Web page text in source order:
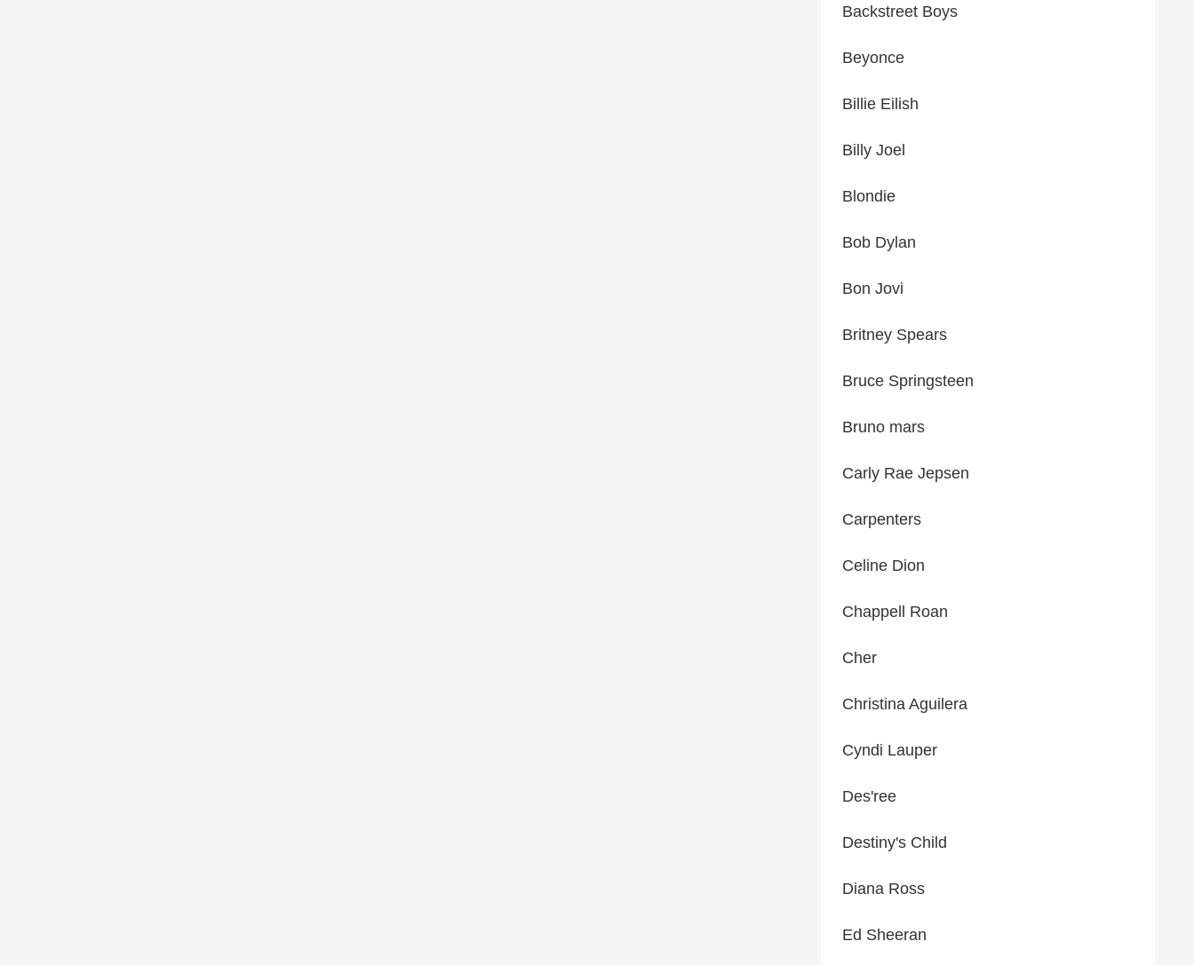
Backstreet Boys
Beyonce
Billie Eilish
Billy Joel
Blondie
Bob Dylan
Bon Jovi
Britney Spears
Bruce Springsteen
Bruno mars
Carly Rae Jepsen
Carpenters
Celine Dion
Chappell Roan
Cher
Christina Aguilera
Cyndi Lauper
Des'ree
Destiny's Child
Diana Ross
Ed Sheeran